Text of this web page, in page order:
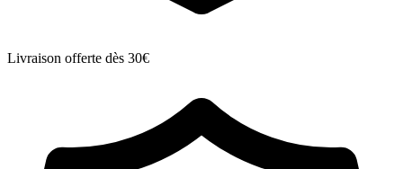
Livraison offerte dès 30€